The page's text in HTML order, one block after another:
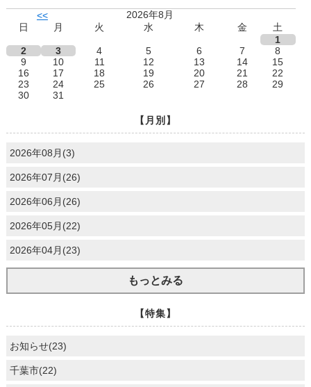
<<
2026年8月
日
月 火 水 木 金
土
1
2
3 4 5 6 7
8
9
10 11 12 13 14
15
16
17 18 19 20 21
22
23
24 25 26 27 28
29
30
31
【月別】
2026年08月(3)
2026年07月(26)
2026年06月(26)
2026年05月(22)
2026年04月(23)
もっとみる
【特集】
お知らせ(23)
千葉市(22)